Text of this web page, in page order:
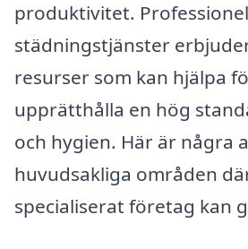
produktivitet.
städningstjänster
resurser som kan hjälpa
upprätthålla en hög
och hygien. Här är några
huvudsakliga områden
specialiserat företag kan